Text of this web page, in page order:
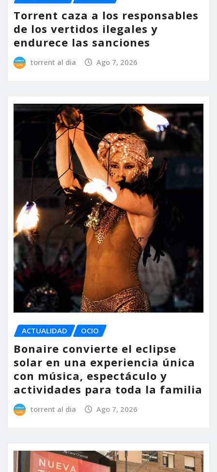
Torrent caza a los responsables
de los vertidos ilegales y
endurece las sanciones
torrent al dia Ago 7, 2026
ACTUALIDAD OCIO
Bonaire convierte el eclipse
solar en una experiencia única
con música, espectáculo y
actividades para toda la familia
torrent al dia Ago 7, 2026